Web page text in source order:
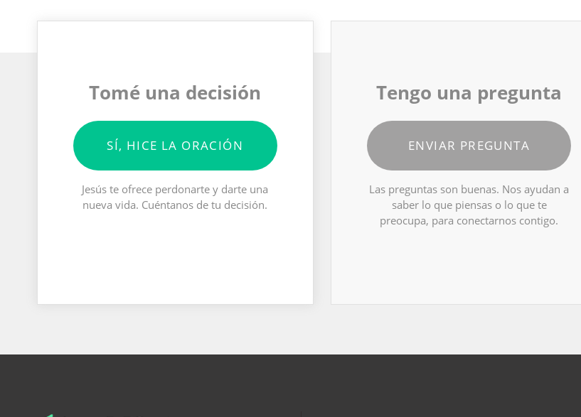
Tomé una decisión
SÍ, HICE LA ORACIÓN
Jesús te ofrece perdonarte y darte una
nueva vida. Cuéntanos de tu decisión.
Tengo una pregunta
ENVIAR PREGUNTA
Las preguntas son buenas. Nos ayudan a
saber lo que piensas o lo que te
preocupa, para conectarnos contigo.